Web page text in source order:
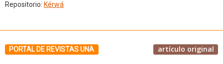
Repositorio: Kérwá
PORTAL DE REVISTAS UNA artículo original